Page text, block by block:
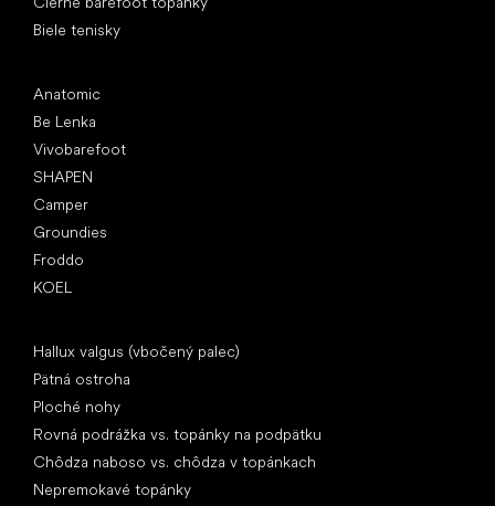
Biele tenisky
Anatomic
Be Lenka
Vivobarefoot
SHAPEN
Camper
Groundies
Froddo
KOEL
Hallux valgus (vbočený palec)
Pätná ostroha
Ploché nohy
Rovná podrážka vs. topánky na podpätku
Chôdza naboso vs. chôdza v topánkach
Nepremokavé topánky